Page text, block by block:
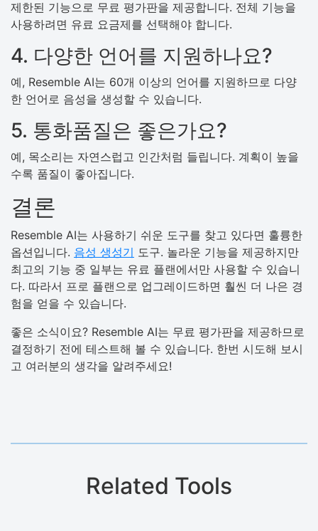
제한된 기능으로 무료 평가판을 제공합니다. 전체 기능을
사용하려면 유료 요금제를 선택해야 합니다.
4. 다양한 언어를 지원하나요?
예, Resemble AI는 60개 이상의 언어를 지원하므로 다양
한 언어로 음성을 생성할 수 있습니다.
5. 통화품질은 좋은가요?
예, 목소리는 자연스럽고 인간처럼 들립니다. 계획이 높을
수록 품질이 좋아집니다.
결론
Resemble AI는 사용하기 쉬운 도구를 찾고 있다면 훌륭한
옵션입니다. 음성 생성기 도구. 놀라운 기능을 제공하지만
최고의 기능 중 일부는 유료 플랜에서만 사용할 수 있습니
다. 따라서 프로 플랜으로 업그레이드하면 훨씬 더 나은 경
험을 얻을 수 있습니다.
좋은 소식이요? Resemble AI는 무료 평가판을 제공하므로
결정하기 전에 테스트해 볼 수 있습니다. 한번 시도해 보시
고 여러분의 생각을 알려주세요!
Related Tools